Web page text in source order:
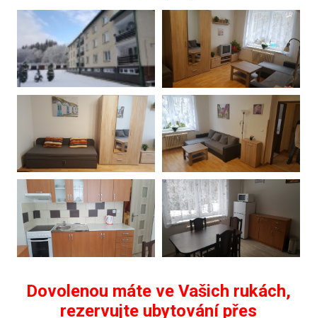
Dovolenou máte ve Vašich rukách,
rezervujte ubytování přes